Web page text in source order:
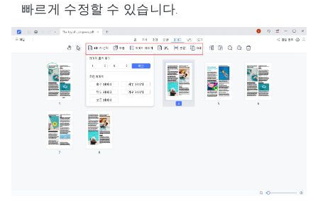
빠르게 수정할 수 있습니다.